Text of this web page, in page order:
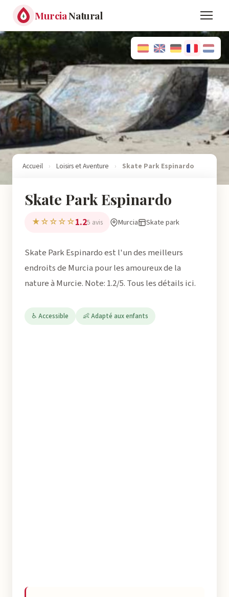
MurciaNatural
Accueil › Loisirs et Aventure › Skate Park Espinardo
Skate Park Espinardo
★☆☆☆☆1.25 avis Murcia Skate park
Skate Park Espinardo est l'un des meilleurs
endroits de Murcia pour les amoureux de la
nature à Murcie. Note: 1.2/5. Tous les détails ici.
♿ Accessible 👶 Adapté aux enfants